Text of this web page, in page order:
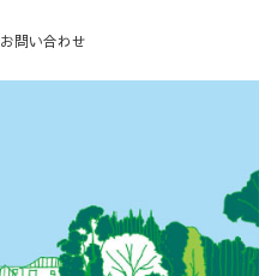
お問い合わせ